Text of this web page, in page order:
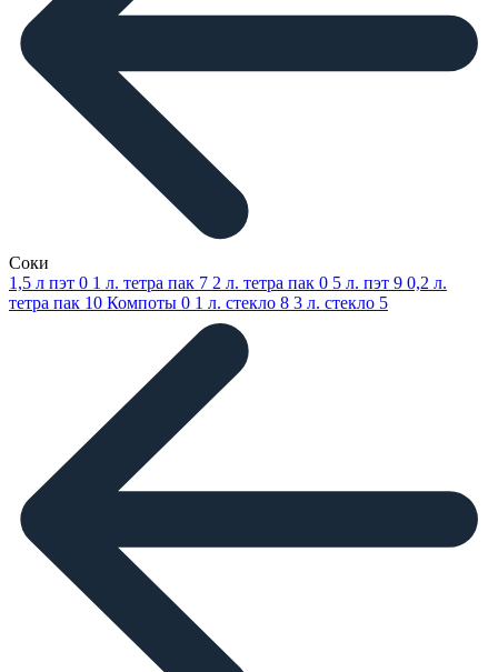
Соки
1,5 л пэт 0 1 л. тетра пак 7 2 л. тетра пак 0 5 л. пэт 9 0,2 л.
тетра пак 10 Компоты 0 1 л. стекло 8 3 л. стекло 5